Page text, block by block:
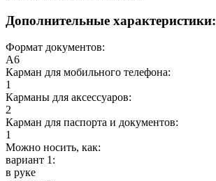
Дополнительные характеристики:
Формат документов:
А6
Карман для мобильного телефона:
1
Карманы для аксессуаров:
2
Карман для паспорта и документов:
1
Можно носить, как:
вариант 1:
в руке